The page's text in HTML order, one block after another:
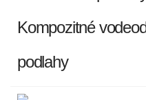
Kompozitné
podlahy